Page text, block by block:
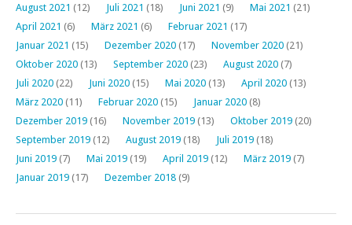
August 2021 (12) Juli 2021 (18) Juni 2021 (9) Mai 2021 (21)
April 2021 (6) März 2021 (6) Februar 2021 (17)
Januar 2021 (15) Dezember 2020 (17) November 2020 (21)
Oktober 2020 (13) September 2020 (23) August 2020 (7)
Juli 2020 (22) Juni 2020 (15) Mai 2020 (13) April 2020 (13)
März 2020 (11) Februar 2020 (15) Januar 2020 (8)
Dezember 2019 (16) November 2019 (13) Oktober 2019 (20)
September 2019 (12) August 2019 (18) Juli 2019 (18)
Juni 2019 (7) Mai 2019 (19) April 2019 (12) März 2019 (7)
Januar 2019 (17) Dezember 2018 (9)